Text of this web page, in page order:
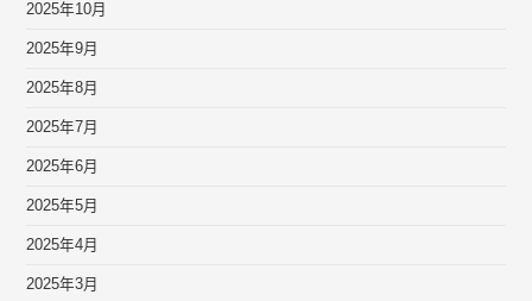
2025年10月
2025年9月
2025年8月
2025年7月
2025年6月
2025年5月
2025年4月
2025年3月